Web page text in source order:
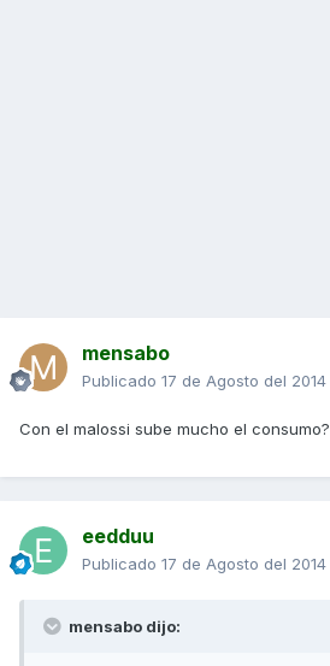
mensabo
Publicado 17 de Agosto del 2014
Con el malossi sube mucho el consumo?
eedduu
Publicado 17 de Agosto del 2014
mensabo dijo: